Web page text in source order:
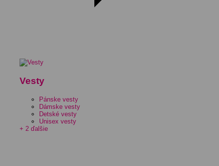
Vesty
Pánske vesty
Dámske vesty
Detské vesty
Unisex vesty
+ 2 ďalšie